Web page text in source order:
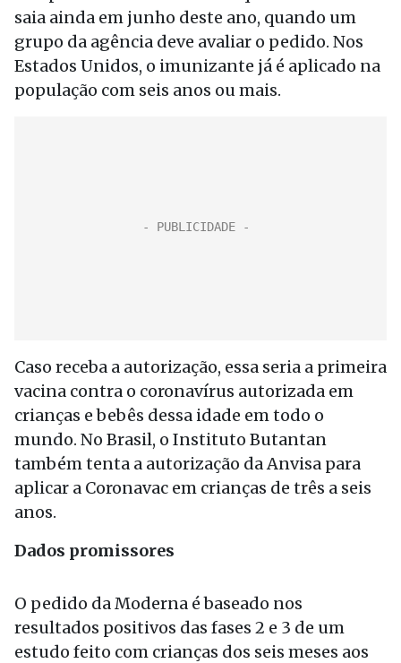
saia ainda em junho deste ano, quando um
grupo da agência deve avaliar o pedido. Nos
Estados Unidos, o imunizante já é aplicado na
população com seis anos ou mais.
Caso receba a autorização, essa seria a primeira
vacina contra o coronavírus autorizada em
crianças e bebês dessa idade em todo o
mundo. No Brasil, o Instituto Butantan
também tenta a autorização da Anvisa para
aplicar a Coronavac em crianças de três a seis
anos.
Dados promissores
O pedido da Moderna é baseado nos
resultados positivos das fases 2 e 3 de um
estudo feito com crianças dos seis meses aos